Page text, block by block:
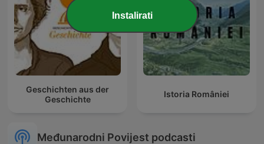
Geschichten aus der
Geschichte
Istoria României
Međunarodni Povijest podcasti
Instalirati